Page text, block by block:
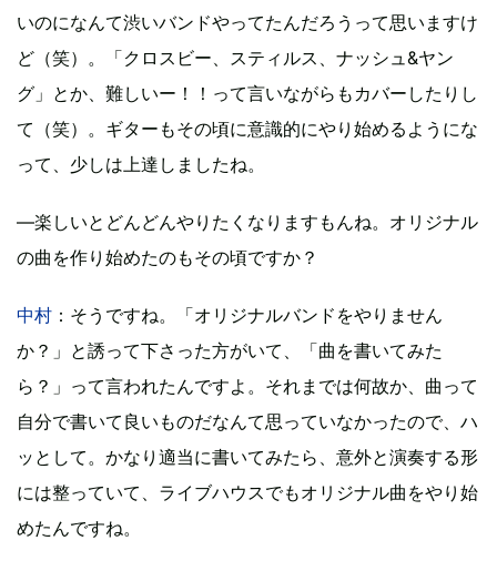
いのになんて渋いバンドやってたんだろうって思いますけ
ど（笑）。「クロスビー、スティルス、ナッシュ&ヤン
グ」とか、難しいー！！って言いながらもカバーしたりし
て（笑）。ギターもその頃に意識的にやり始めるようにな
って、少しは上達しましたね。
―楽しいとどんどんやりたくなりますもんね。オリジナル
の曲を作り始めたのもその頃ですか？
中村 ：そうですね。「オリジナルバンドをやりません
か？」と誘って下さった方がいて、「曲を書いてみた
ら？」って言われたんですよ。それまでは何故か、曲って
自分で書いて良いものだなんて思っていなかったので、ハ
ッとして。かなり適当に書いてみたら、意外と演奏する形
には整っていて、ライブハウスでもオリジナル曲をやり始
めたんですね。